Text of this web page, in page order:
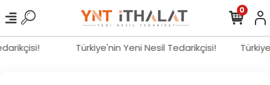
Türkiye'nin Yeni Nesil Tedarikçisi!
0